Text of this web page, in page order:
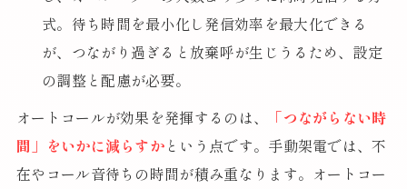
式。待ち時間を最小化し発信効率を最大化できる
が、つながり過ぎると放棄呼が生じうるため、設定
の調整と配慮が必要。
オートコールが効果を発揮するのは、
「つながらない時
間」をいかに減らすか という点です。手動架電では、不
在やコール音待ちの時間が積み重なります。オートコー